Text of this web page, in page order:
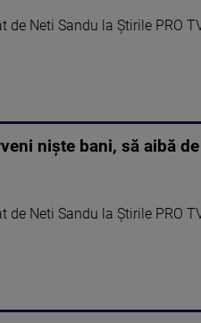
Neti Sandu la Știrile PRO
niște bani, să aibă
Neti Sandu la Știrile PRO